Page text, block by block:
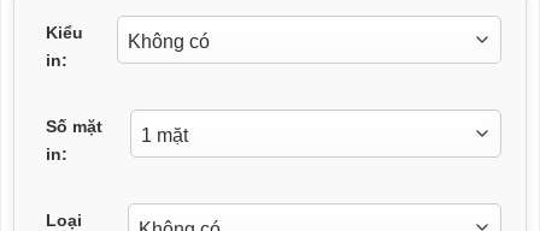
Kiểu
in:
Số mặt
in:
Loại